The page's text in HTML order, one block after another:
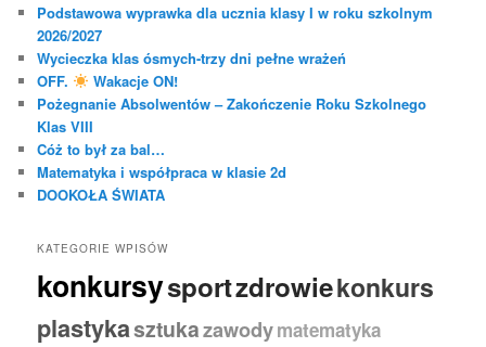
Podstawowa wyprawka dla ucznia klasy I w roku szkolnym
2026/2027
Wycieczka klas ósmych-trzy dni pełne wrażeń
OFF.
Wakacje ON!
Pożegnanie Absolwentów – Zakończenie Roku Szkolnego
Klas VIII
Cóż to był za bal…
Matematyka i współpraca w klasie 2d
DOOKOŁA ŚWIATA
KATEGORIE WPISÓW
konkursysportzdrowiekonkurs
plastykasztukazawodymatematyka